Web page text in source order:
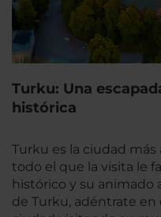
Turku: Una
histórica
Turku es la ciudad
todo el que la visita le
histórico y su animado
de Turku, adéntrate